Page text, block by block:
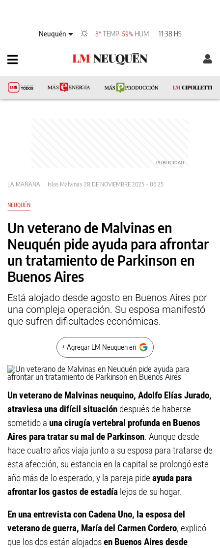
Neuquén 8° TEMP 59% HUM 11:38 HS
LA MAÑANA Islas Malvinas 28 DE NOVIEMBRE 2025 - 06:25
NEUQUÉN
Un veterano de Malvinas en
Neuquén pide ayuda para afrontar
un tratamiento de Parkinson en
Buenos Aires
Está alojado desde agosto en Buenos Aires por
una compleja operación. Su esposa manifestó
que sufren dificultades económicas.
+ Agregar LM Neuquen en
Un veterano de Malvinas neuquino, Adolfo Elías Jurado,
atraviesa una difícil situación después de haberse
sometido a una cirugía vertebral profunda en Buenos
Aires para tratar su mal de Parkinson. Aunque desde
hace cuatro años viaja junto a su esposa para tratarse de
esta afección, su estancia en la capital se prolongó este
año más de lo esperado, y la pareja pide ayuda para
afrontar los gastos de estadía lejos de su hogar.
En una entrevista con Cadena Uno, la esposa del
veterano de guerra, María del Carmen Cordero, explicó
que los dos están alojadosen Buenos Aires desde